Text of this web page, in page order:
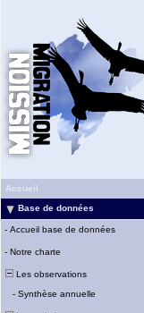
Accueil
Base de données
- Accueil base de données
- Notre charte
Les observations
- Synthèse annuelle